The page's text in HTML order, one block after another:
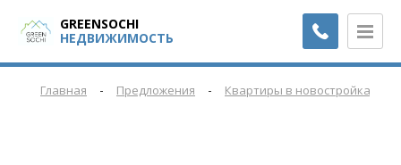
GREENSOCHI
НЕДВИЖИМОСТЬ
Главная - Предложения - Квартиры в новостройках